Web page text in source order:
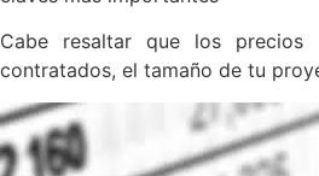
Cabe resaltar que los precios
contratados, el tamaño de tu